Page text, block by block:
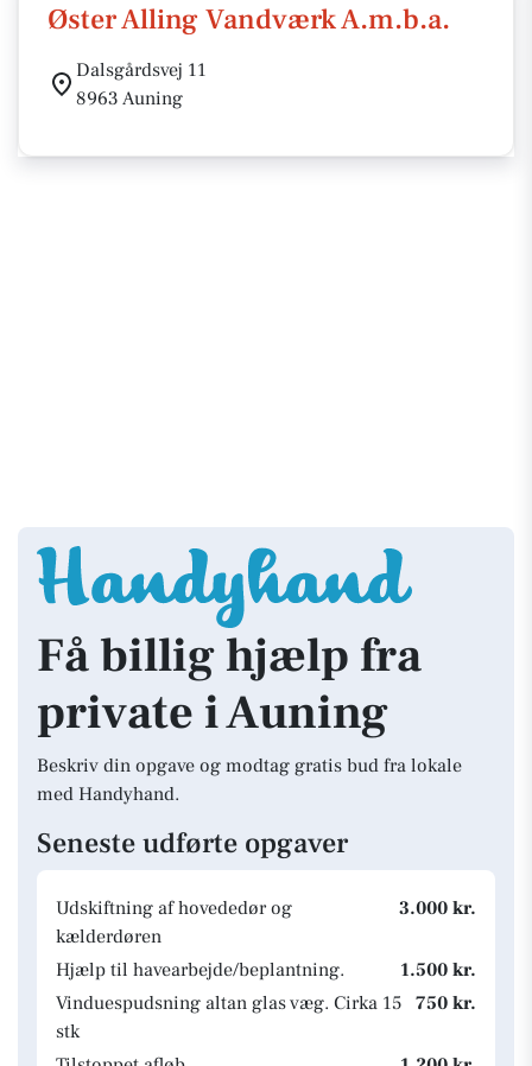
Øster Alling Vandværk A.m.b.a.
Dalsgårdsvej 11
8963 Auning
Få billig hjælp fra
private i Auning
Beskriv din opgave og modtag gratis bud fra lokale
med Handyhand.
Seneste udførte opgaver
Udskiftning af hovededør og
kælderdøren
3.000 kr.
Hjælp til havearbejde/beplantning.
1.500 kr.
Vinduespudsning altan glas væg. Cirka 15
stk
750 kr.